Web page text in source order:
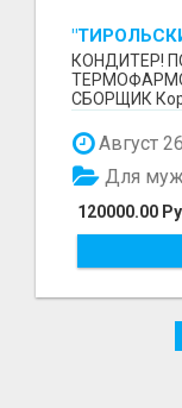
ФАБРИКА
КОНДИТЕР!
СБОРЩИК
~~~~~~~~
Август
120000.00
Для